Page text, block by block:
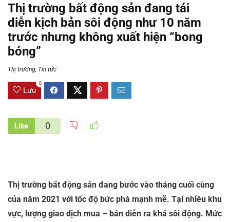
Thị trường bất động sản đang tái
diễn kịch bản sôi động như 10 năm
trước nhưng không xuất hiện “bong
bóng”
Thị trường Tin tức
Lưu
0
Like 0
Thị trường bất động sản đang bước vào tháng cuối cùng
của năm 2021 với tốc độ bức phá mạnh mẽ. Tại nhiều khu
vực, lượng giao dịch mua – bán diễn ra khá sôi động. Mức